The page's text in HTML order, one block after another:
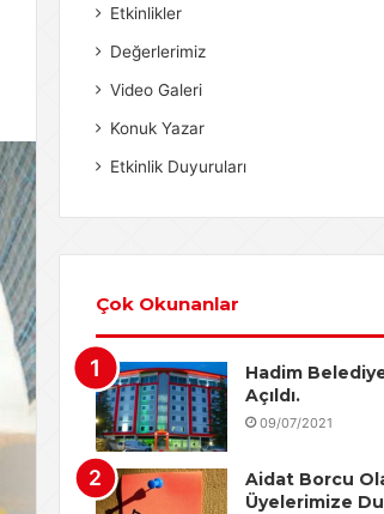
Etkinlikler
Değerlerimiz
Video Galeri
Konuk Yazar
Etkinlik Duyuruları
Çok Okunanlar
Hadim
Açıldı.
09/07/2021
Aidat Borcu
Üyelerimize